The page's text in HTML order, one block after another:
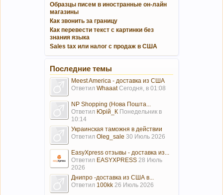
Образцы писем в иностранные он-лайн
магазины
Как звонить за границу
Как перевести текст с картинки без
знания языка
Sales tax или налог с продаж в США
Последние темы
Meest America - доставка из США
Ответил Whaaat Сегодня, в 01:08
NP Shopping (Нова Пошта...
Ответил Юрій_К Понедельник в
10:14
Украинская таможня в действии
Ответил Oleg_sale 30 Июль 2026
EasyXpress отзывы - доставка из...
Ответил EASYXPRESS 28 Июль
2026
Днипро -доставка из США в...
Ответил 100kk 26 Июль 2026